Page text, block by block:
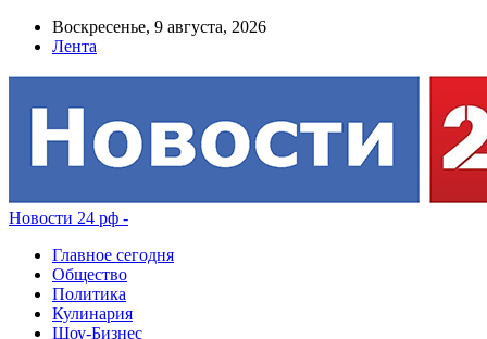
Воскресенье, 9 августа, 2026
Лента
Новости 24 рф -
Главное сегодня
Общество
Политика
Кулинария
Шоу-Бизнес